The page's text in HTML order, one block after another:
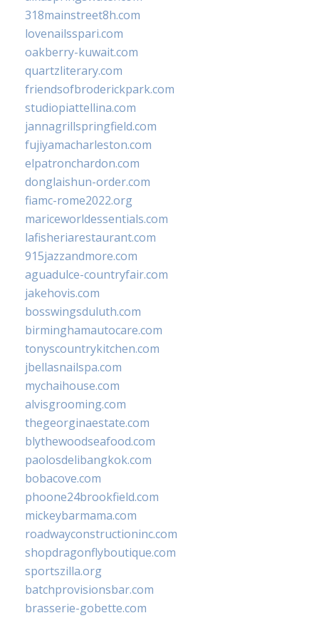
318mainstreet8h.com
lovenailsspari.com
oakberry-kuwait.com
quartzliterary.com
friendsofbroderickpark.com
studiopiattellina.com
jannagrillspringfield.com
fujiyamacharleston.com
elpatronchardon.com
donglaishun-order.com
fiamc-rome2022.org
mariceworldessentials.com
lafisheriarestaurant.com
915jazzandmore.com
aguadulce-countryfair.com
jakehovis.com
bosswingsduluth.com
birminghamautocare.com
tonyscountrykitchen.com
jbellasnailspa.com
mychaihouse.com
alvisgrooming.com
thegeorginaestate.com
blythewoodseafood.com
paolosdelibangkok.com
bobacove.com
phoone24brookfield.com
mickeybarmama.com
roadwayconstructioninc.com
shopdragonflyboutique.com
sportszilla.org
batchprovisionsbar.com
brasserie-gobette.com